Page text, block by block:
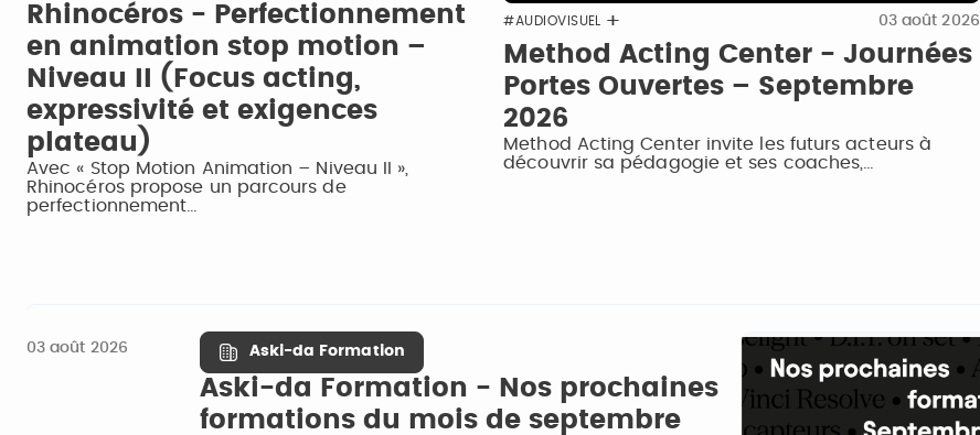
Rhinocéros - Perfectionnement
en animation stop motion –
Niveau II (Focus acting,
expressivité et exigences
plateau)
Avec « Stop Motion Animation – Niveau II »,
Rhinocéros propose un parcours de
perfectionnement…
#AUDIOVISUEL 03 août 2026
Method Acting Center - Journées
Portes Ouvertes – Septembre
2026
Method Acting Center invite les futurs acteurs à
découvrir sa pédagogie et ses coaches,…
03 août 2026 Aski-da Formation
Aski-da Formation - Nos prochaines
formations du mois de septembre